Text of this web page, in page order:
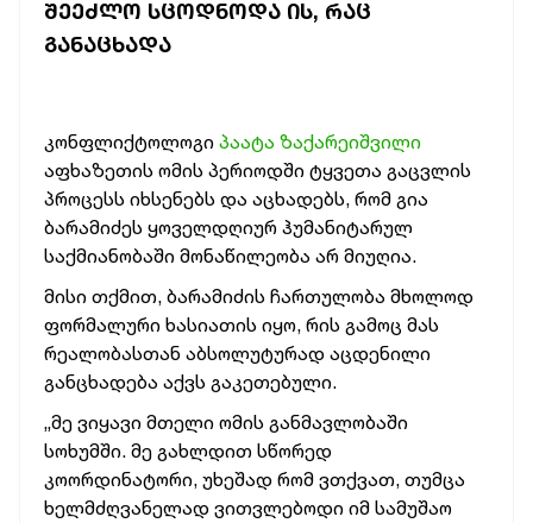
ᲨᲔᲔᲫᲚᲝ ᲡᲪᲝᲓᲜᲝᲓᲐ ᲘᲡ, ᲠᲐᲪ
ᲒᲐᲜᲐᲪᲮᲐᲓᲐ
კონფლიქტოლოგი პაატა ზაქარეიშვილი
აფხაზეთის ომის პერიოდში ტყვეთა გაცვლის
პროცესს იხსენებს და აცხადებს, რომ გია
ბარამიძეს ყოველდღიურ ჰუმანიტარულ
საქმიანობაში მონაწილეობა არ მიუღია.
მისი თქმით, ბარამიძის ჩართულობა მხოლოდ
ფორმალური ხასიათის იყო, რის გამოც მას
რეალობასთან აბსოლუტურად აცდენილი
განცხადება აქვს გაკეთებული.
„მე ვიყავი მთელი ომის განმავლობაში
სოხუმში. მე გახლდით სწორედ
კოორდინატორი, უხეშად რომ ვთქვათ, თუმცა
ხელმძღვანელად ვითვლებოდი იმ სამუშაო